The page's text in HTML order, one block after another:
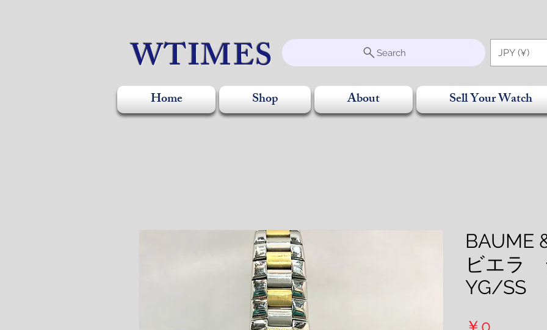
WTIMES Search JPY (¥)
Home Shop About Sell Your Watch
BAUME
ビエラ
YG/SS
￥0